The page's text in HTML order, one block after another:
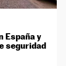
España y
seguridad